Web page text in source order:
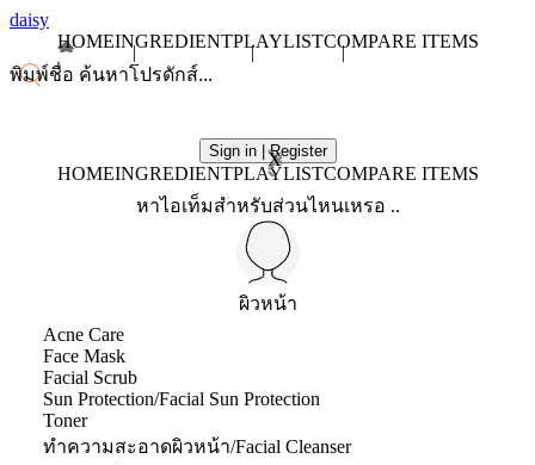
daisy
HOMEINGREDIENTPLAYLISTCOMPARE ITEMS
Sign in | Register
X
HOMEINGREDIENTPLAYLISTCOMPARE ITEMS
หาไอเท็มสำหรับส่วนไหนเหรอ ..
ผิวหน้า
Acne Care
Face Mask
Facial Scrub
Sun Protection/Facial Sun Protection
Toner
ทำความสะอาดผิวหน้า/Facial Cleanser